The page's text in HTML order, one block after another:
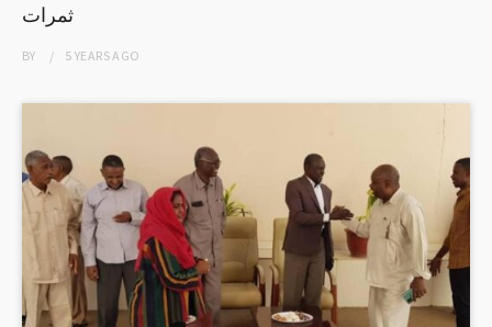
ثمرات
BY 5 YEARSAGO